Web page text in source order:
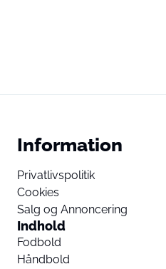
Information
Privatlivspolitik
Cookies
Salg og Annoncering
Indhold
Fodbold
Håndbold